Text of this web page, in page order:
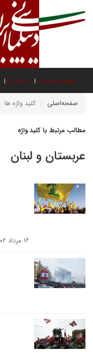
صفحه نخست درباره ما
صفحه‌اصلی کلید واژه ها
مطالب مرتبط با کلید واژه
عربستان و لبنان
۱۶ مرداد ۱۴۰۲